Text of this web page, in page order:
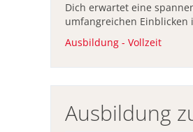
Dich erwartet eine
umfangreichen
Ausbildung - Vollzeit
Ausbildung